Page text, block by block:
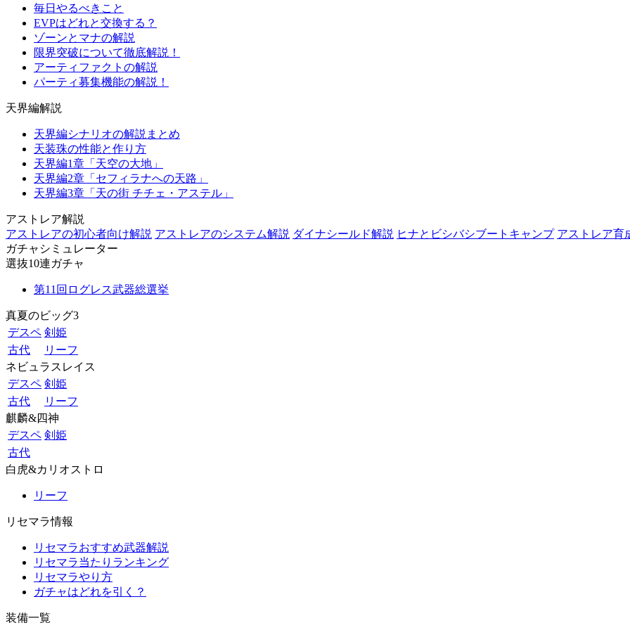
毎日やるべきこと
EVPはどれと交換する？
ゾーンとマナの解説
限界突破について徹底解説！
アーティファクトの解説
パーティ募集機能の解説！
天界編解説
天界編シナリオの解説まとめ
天装珠の性能と作り方
天界編1章「天空の大地」
天界編2章「セフィラナへの天路」
天界編3章「天の街 チチェ・アステル」
アストレア解説
アストレアの初心者向け解説 アストレアのシステム解説 ダイナシールド解説 ヒナとビシバシブートキャンプ アストレア育
ガチャシミュレーター
選抜10連ガチャ
第11回ログレス武器総選挙
真夏のビッグ3
デスペ 剣姫
古代
リーフ
ネビュラスレイス
デスペ 剣姫
古代
リーフ
麒麟&四神
デスペ 剣姫
古代
白虎&カリオストロ
リーフ
リセマラ情報
リセマラおすすめ武器解説
リセマラ当たりランキング
リセマラやり方
ガチャはどれを引く？
装備一覧